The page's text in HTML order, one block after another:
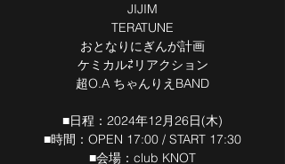
JIJIM
TERATUNE
おとなりにぎんが計画
ケミカル⇄リアクション
超O.A ちゃんりえBAND
■日程：2024年12月26日(木)
■時間：OPEN 17:00 / START 17:30
■会場：club KNOT